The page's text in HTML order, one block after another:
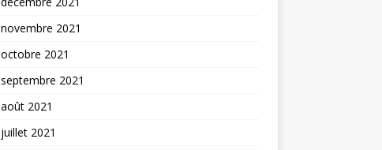
novembre 2021
octobre 2021
septembre 2021
août 2021
juillet 2021